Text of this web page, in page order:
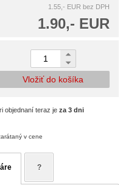
1.55,- EUR bez DPH
1.90,- EUR
Vložiť do košíka
objednaní teraz je za 3 dni
v cene
?